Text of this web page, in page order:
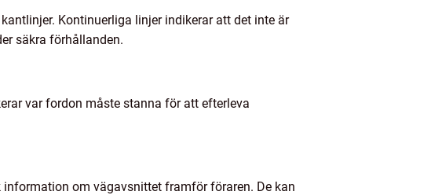
Kontinuerliga linjer indikerar att det inte är
säkra förhållanden.
var fordon måste stanna för att efterleva
information om vägavsnittet framför föraren. De kan